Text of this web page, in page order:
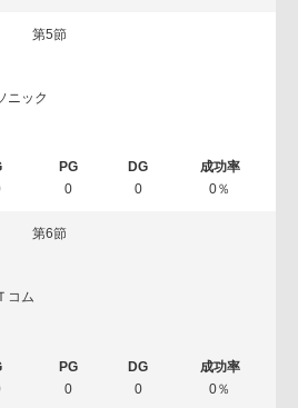
第5節
ニック
0 0 0％
第6節
コム
0 0 0％